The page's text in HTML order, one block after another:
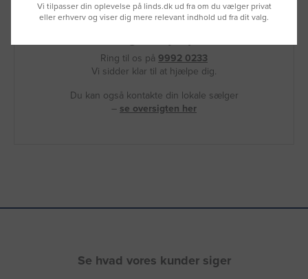
Ring til os på 9992 0233
Vi sidder klar til at hjælpe dig.
Du kan også kontakte din lokale sælger
– se oversigten her
Se hvad vores kunder siger
Vi tilpasser din oplevelse på linds.dk ud fra om du vælger privat
eller erhverv og viser dig mere relevant indhold ud fra dit valg.